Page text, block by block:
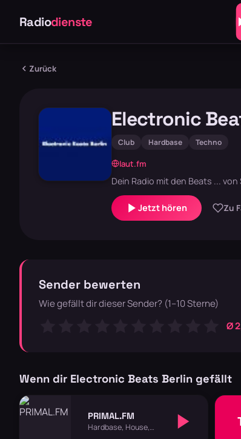
Radiodienste
Zurück
Electronic
Club Hardbase Techno
laut.fm
Dein Radio mit den Beats ... von
Jetzt hören Zu
Sender bewerten
Wie gefällt dir dieser Sender? (1–10 Sterne)
Ø
Wenn dir Electronic Beats Berlin gefällt
PRIMAL.FM
Hardbase, House,